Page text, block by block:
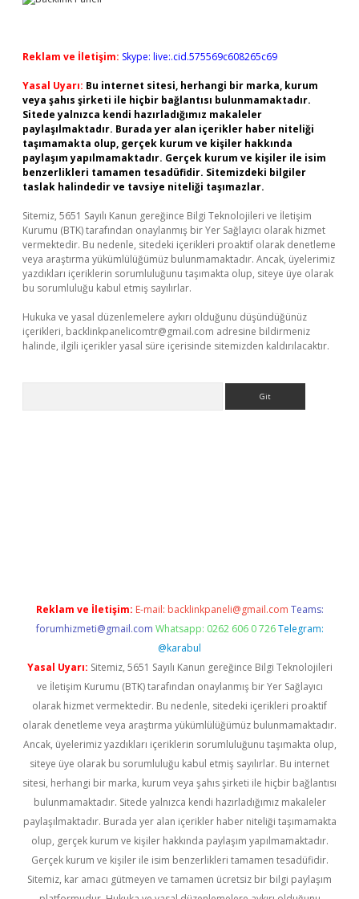
Reklam ve İletişim: Skype: live:.cid.575569c608265c69
Yasal Uyarı: Bu internet sitesi, herhangi bir marka, kurum
veya şahıs şirketi ile hiçbir bağlantısı bulunmamaktadır.
Sitede yalnızca kendi hazırladığımız makaleler
paylaşılmaktadır. Burada yer alan içerikler haber niteliği
taşımamakta olup, gerçek kurum ve kişiler hakkında
paylaşım yapılmamaktadır. Gerçek kurum ve kişiler ile isim
benzerlikleri tamamen tesadüfidir. Sitemizdeki bilgiler
taslak halindedir ve tavsiye niteliği taşımazlar.
Sitemiz, 5651 Sayılı Kanun gereğince Bilgi Teknolojileri ve İletişim
Kurumu (BTK) tarafından onaylanmış bir Yer Sağlayıcı olarak hizmet
vermektedir. Bu nedenle, sitedeki içerikleri proaktif olarak denetleme
veya araştırma yükümlülüğümüz bulunmamaktadır. Ancak, üyelerimiz
yazdıkları içeriklerin sorumluluğunu taşımakta olup, siteye üye olarak
bu sorumluluğu kabul etmiş sayılırlar.
Hukuka ve yasal düzenlemelere aykırı olduğunu düşündüğünüz
içerikleri, backlinkpanelicomtr@gmail.com adresine bildirmeniz
halinde, ilgili içerikler yasal süre içerisinde sitemizden kaldırılacaktır.
Reklam ve İletişim: E-mail: backlinkpaneli@gmail.com Teams:
forumhizmeti@gmail.com Whatsapp: 0262 606 0 726 Telegram:
@karabul
Yasal Uyarı: Sitemiz, 5651 Sayılı Kanun gereğince Bilgi Teknolojileri
ve İletişim Kurumu (BTK) tarafından onaylanmış bir Yer Sağlayıcı
olarak hizmet vermektedir. Bu nedenle, sitedeki içerikleri proaktif
olarak denetleme veya araştırma yükümlülüğümüz bulunmamaktadır.
Ancak, üyelerimiz yazdıkları içeriklerin sorumluluğunu taşımakta olup,
siteye üye olarak bu sorumluluğu kabul etmiş sayılırlar. Bu internet
sitesi, herhangi bir marka, kurum veya şahıs şirketi ile hiçbir bağlantısı
bulunmamaktadır. Sitede yalnızca kendi hazırladığımız makaleler
paylaşılmaktadır. Burada yer alan içerikler haber niteliği taşımamakta
olup, gerçek kurum ve kişiler hakkında paylaşım yapılmamaktadır.
Gerçek kurum ve kişiler ile isim benzerlikleri tamamen tesadüfidir.
Sitemiz, kar amacı gütmeyen ve tamamen ücretsiz bir bilgi paylaşım